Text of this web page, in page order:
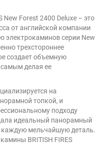
New Forest 2400 Deluxe – это
от английской компании
электрокаминов серии New
трехстороннее
создает объемную
делая ее
на
топкой, и
подходу
идеальный панорамный
мельчайшую деталь.
BRITISH FIRES